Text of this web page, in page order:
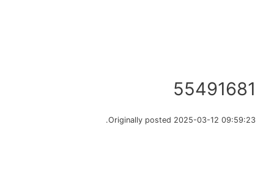
55491681
Originally posted 2025-03-12 09:59:23.